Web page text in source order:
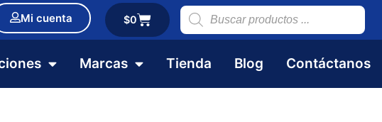
Mi cuenta $0
Marcas Tienda Blog Contáctanos